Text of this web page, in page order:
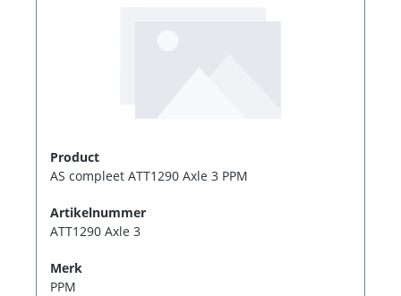
Product
AS compleet ATT1290 Axle 3 PPM
Artikelnummer
ATT1290 Axle 3
Merk
PPM